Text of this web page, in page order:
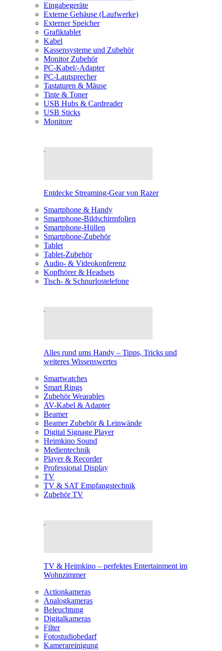
Eingabegeräte
Externe Gehäuse (Laufwerke)
Externer Speicher
Grafiktablet
Kabel
Kassensysteme und Zubehör
Monitor Zubehör
PC-Kabel/-Adapter
PC-Lautsprecher
Tastaturen & Mäuse
Tinte & Toner
USB Hubs & Cardreader
USB Sticks
Monitore
Entdecke Streaming-Gear von Razer
Smartphone & Handy
Smartphone-Bildschirmfolien
Smartphone-Hüllen
Smartphone-Zubehör
Tablet
Tablet-Zubehör
Audio- & Videokonferenz
Kopfhörer & Headsets
Tisch- & Schnurlostelefone
Alles rund ums Handy – Tipps, Tricks und
weiteres Wissenswertes
Smartwatches
Smart Rings
Zubehör Wearables
AV-Kabel & Adapter
Beamer
Beamer Zubehör & Leinwände
Digital Signage Player
Heimkino Sound
Medientechnik
Player & Recorder
Professional Display
TV
TV & SAT Empfangstechnik
Zubehör TV
TV & Heimkino – perfektes Entertainment im
Wohnzimmer
Actionkameras
Analogkameras
Beleuchtung
Digitalkameras
Filter
Fotostudiobedarf
Kamerareinigung